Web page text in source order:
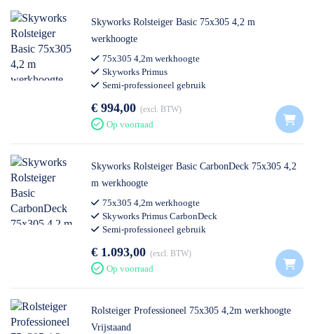
✅Vrijblijvende offerteop maat
✅ Contact:
0511- 40 25 64, of
Skyworks Rolsteiger Basic 75x305 4,2 m
werkhoogte
75x305 4,2m werkhoogte
Skyworks Primus
Semi-professioneel gebruik
€ 994,00 excl. BTW
Op voorraad
Skyworks Rolsteiger Basic CarbonDeck 75x305 4,2
m werkhoogte
75x305 4,2m werkhoogte
Skyworks Primus CarbonDeck
Semi-professioneel gebruik
€ 1.093,00 excl. BTW
Op voorraad
Rolsteiger Professioneel 75x305 4,2m werkhoogte
Vrijstaand